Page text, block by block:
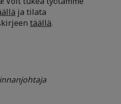
ja tilata
täällä.